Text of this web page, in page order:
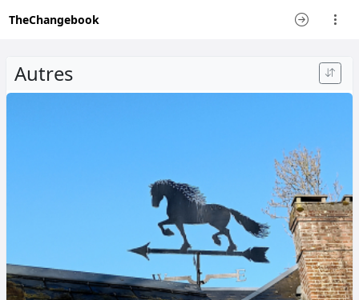
TheChangebook
Autres